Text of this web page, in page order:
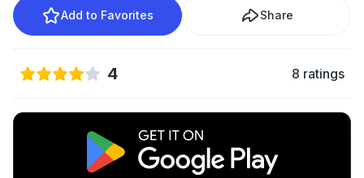
Add to Favorites Share
4 8 ratings